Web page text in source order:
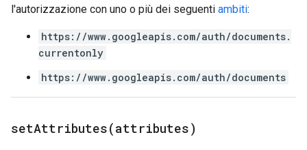
l'autorizzazione con uno o più dei seguenti ambiti:
https://www.googleapis.com/auth/documents.
currentonly
https://www.googleapis.com/auth/documents
setAttributes(attributes)